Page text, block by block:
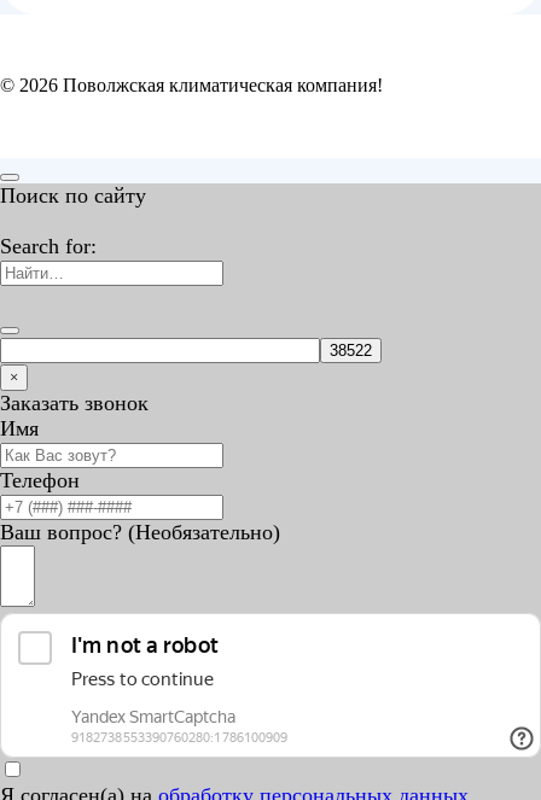
© 2026 Поволжская климатическая компания!
Поиск по сайту
Search for:
×
Заказать звонок
Имя
Телефон
Ваш вопрос? (Необязательно)
Я согласен(а) на обработку персональных данных